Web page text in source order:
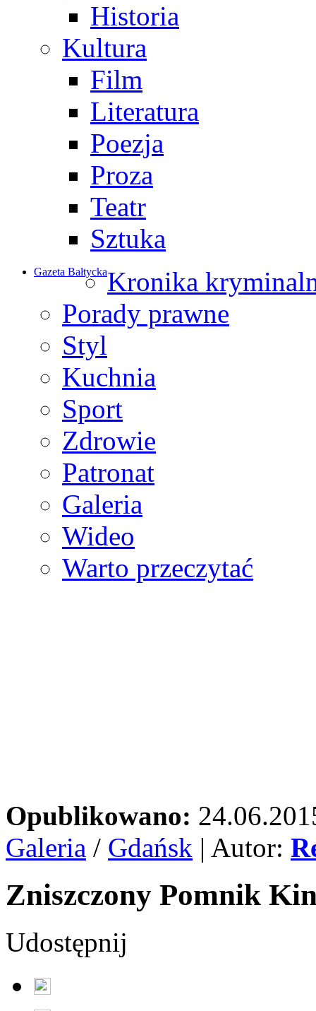
Historia
Kultura
Film
Literatura
Poezja
Proza
Teatr
Sztuka
Gazeta BałtyckaKronika
Porady prawne
Styl
Kuchnia
Sport
Zdrowie
Patronat
Galeria
Wideo
Warto przeczytać
Opublikowano:
Galeria / Gdańsk | Autor:
Zniszczony Pomnik
Udostępnij